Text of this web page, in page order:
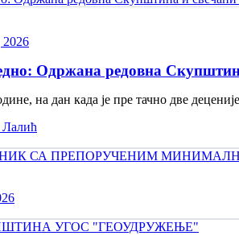
Одржана редовна
на дан када је пре тачно две
Лалић